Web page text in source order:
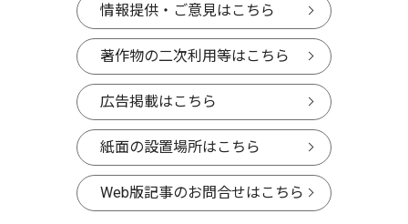
情報提供・ご意見はこちら
著作物の二次利用等はこちら
広告掲載はこちら
紙面の設置場所はこちら
Web版記事のお問合せはこちら